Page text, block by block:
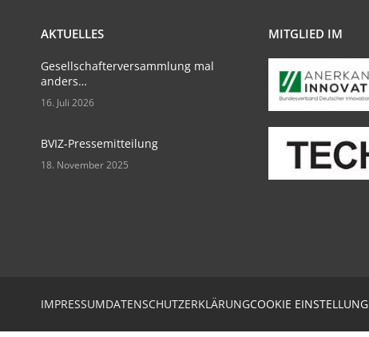
AKTUELLES
Gesellschafterversammlung mal
anders…
16. Juli 2026
BVIZ-Pressemitteilung
18. November 2025
MITGLIED IM
IMPRESSUMDATENSCHUTZERKLÄRUNGCOOKIE EINSTELLUNG